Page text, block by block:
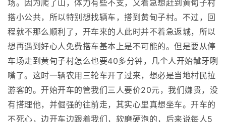
场。因为爬了山，体力有些不支，又着急想赶到黄甸子村
搭小公共，所以特别想找辆车，搭到黄甸子村。不过，回
程就不那么顺利了，开车来的人此时并不着急返城，所以
想再遇到好心人免费搭车基本上是不可能的。但是要从停
车场走到黄甸子村怎么也要40多分钟，几个人开始龇牙咧
嘴了。这时一辆农用三轮车开了过来，想必是当地村民拉
游客的。开始开车的管我们三人要价20元，我们嫌贵，没
有搭理他，并倔强的往前走，其实心里真想坐车。开车的
不死心，边开车边跟着我们，软磨硬泡的，后来说每人5